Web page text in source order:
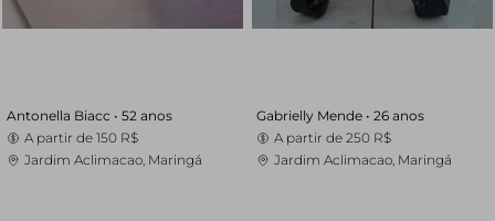
Antonella Biacc • 52 anos
A partir de 150 R$
Jardim Aclimacao, Maringá
Gabrielly Mende • 26 anos
A partir de 250 R$
Jardim Aclimacao, Maringá